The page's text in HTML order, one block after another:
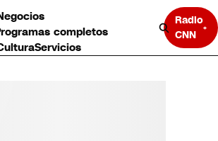
completos
Servicios
Radio
CNN